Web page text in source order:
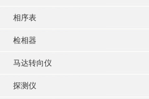
相序表
检相器
马达转向仪
探测仪